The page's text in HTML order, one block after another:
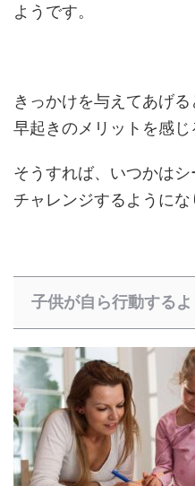
ようです。
きっかけを与えてあげ
早起きのメリットを感じ
そうすれば、いつかは
チャレンジするようにな
子供が自ら行動する